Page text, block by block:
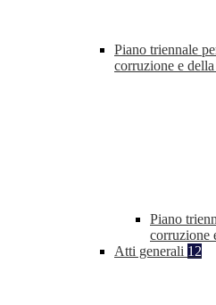
Piano triennale
corruzione e della
Piano
corruzione
Atti generali 12